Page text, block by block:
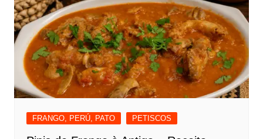
FRANGO, PERÚ, PATO PETISCOS